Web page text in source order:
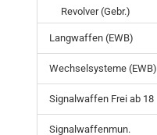
Revolver (Gebr.)
Langwaffen (EWB)
Wechselsysteme (EWB)
Signalwaffen Frei ab 18
Signalwaffenmun.